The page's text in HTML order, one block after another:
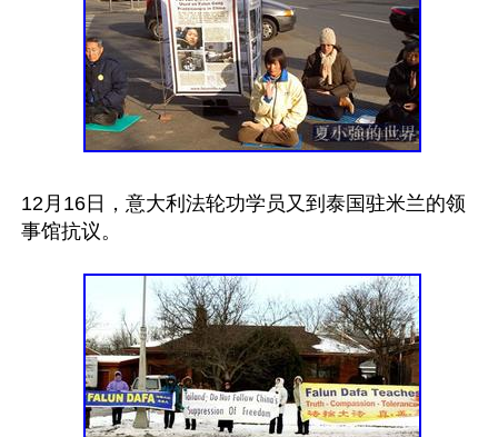
12月16日，意大利法轮功学员又到泰国驻米兰的领
事馆抗议。